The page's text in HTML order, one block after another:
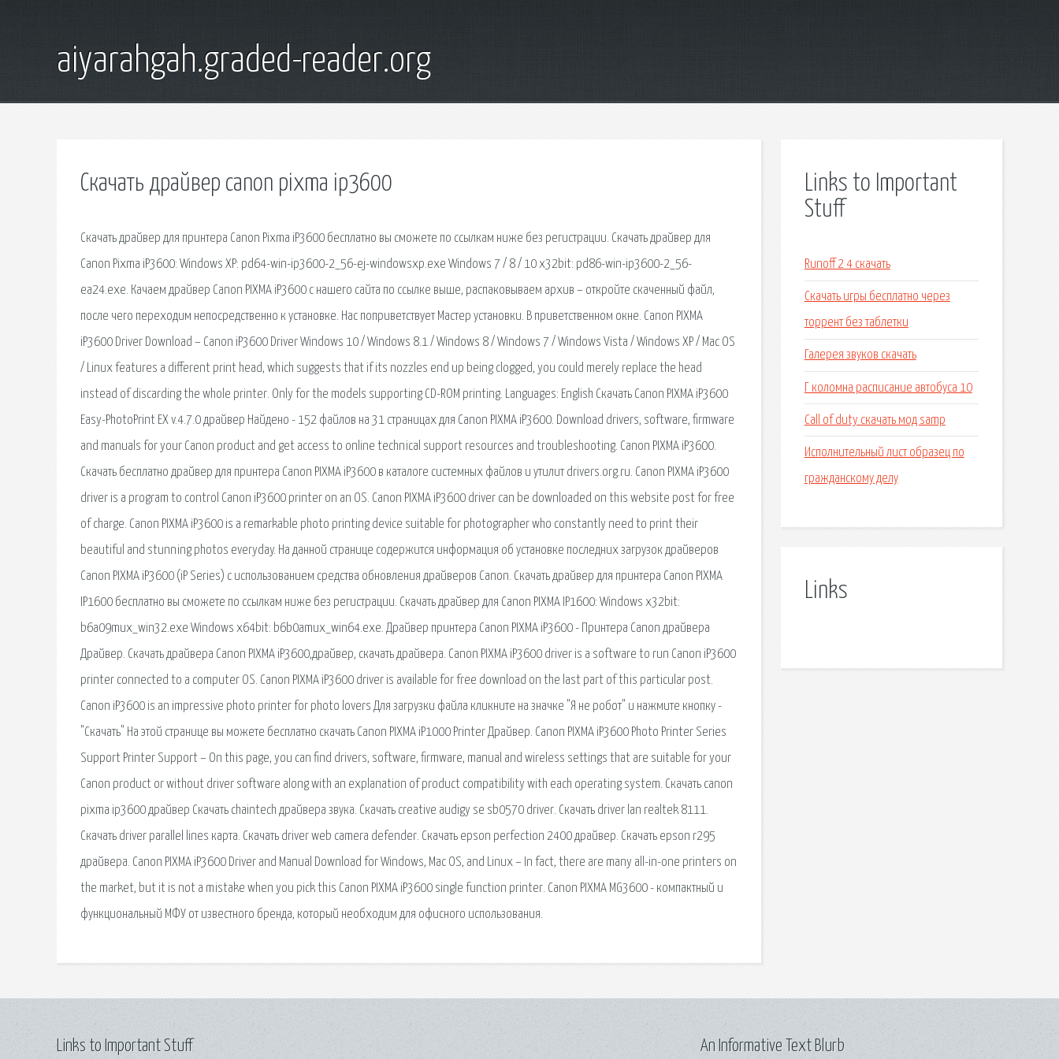
aiyarahgah.graded-reader.org
Скачать драйвер canon pixma ip3600
Скачать драйвер для принтера Canon Pixma iP3600 бесплатно вы сможете по ссылкам ниже без регистрации. Скачать драйвер для
Canon Pixma iP3600: Windows XP: pd64-win-ip3600-2_56-ej-windowsxp.exe Windows 7 / 8 / 10 x32bit: pd86-win-ip3600-2_56-
ea24.exe. Качаем драйвер Canon PIXMA iP3600 с нашего сайта по ссылке выше, распаковываем архив – откройте скаченный файл,
после чего переходим непосредственно к установке. Нас поприветствует Мастер установки. В приветственном окне. Canon PIXMA
iP3600 Driver Download – Canon iP3600 Driver Windows 10 / Windows 8.1 / Windows 8 / Windows 7 / Windows Vista / Windows XP / Mac OS
/ Linux features a different print head, which suggests that if its nozzles end up being clogged, you could merely replace the head
instead of discarding the whole printer. Only for the models supporting CD-ROM printing.­ Languages: English Скачать Canon PIXMA iP3600
Easy-PhotoPrint EX v.4.7.0 драйвер Найдено - 152 файлов на 31 страницах для Canon PIXMA iP3600. Download drivers, software, firmware
and manuals for your Canon product and get access to online technical support resources and troubleshooting. Canon PIXMA iP3600.
Скачать бесплатно драйвер для принтера Canon PIXMA iP3600 в каталоге системных файлов и утилит drivers.org.ru. Canon PIXMA iP3600
driver is a program to control Canon iP3600 printer on an OS. Canon PIXMA iP3600 driver can be downloaded on this website post for free
of charge. Canon PIXMA iP3600 is a remarkable photo printing device suitable for photographer who constantly need to print their
beautiful and stunning photos everyday. На данной странице содержится информация об установке последних загрузок драйверов
Canon PIXMA iP3600 (iP Series) с использованием средства обновления драйверов Canon. Скачать драйвер для принтера Canon PIXMA
IP1600 бесплатно вы сможете по ссылкам ниже без регистрации. Скачать драйвер для Canon PIXMA IP1600: Windows x32bit:
b6a09mux_win32.exe Windows x64bit: b6b0amux_win64.exe. Драйвер принтера Canon PIXMA iP3600 - Принтера Canon драйвера
Драйвер. Скачать драйвера Canon PIXMA iP3600,драйвер, скачать драйвера. Canon PIXMA iP3600 driver is a software to run Canon iP3600
printer connected to a computer OS. Canon PIXMA iP3600 driver is available for free download on the last part of this particular post.
Canon iP3600 is an impressive photo printer for photo lovers Для загрузки файла кликните на значке "Я не робот" и нажмите кнопку -
"Скачать" На этой странице вы можете бесплатно скачать Canon PIXMA iP1000 Printer Драйвер. Canon PIXMA iP3600 Photo Printer Series
Support Printer Support – On this page, you can find drivers, software, firmware, manual and wireless settings that are suitable for your
Canon product or without driver software along with an explanation of product compatibility with each operating system. Скачать canon
pixma ip3600 драйвер Скачать chaintech драйвера звука. Скачать creative audigy se sb0570 driver. Скачать driver lan realtek 8111.
Скачать driver parallel lines карта. Скачать driver web camera defender. Скачать epson perfection 2400 драйвер. Скачать epson r295
драйвера. Canon PIXMA iP3600 Driver and Manual Download for Windows, Mac OS, and Linux – In fact, there are many all-in-one printers on
the market, but it is not a mistake when you pick this Canon PIXMA iP3600 single function printer. Canon PIXMA MG3600 - компактный и
функциональный МФУ от известного бренда, который необходим для офисного использования.
Links to Important
Stuff
Runoff 2 4 скачать
Скачать игры бесплатно через
торрент без таблетки
Галерея звуков скачать
Г коломна расписание автобуса 10
Call of duty скачать мод samp
Исполнительный лист образец по
гражданскому делу
Links
Links to Important Stuff An Informative Text Blurb